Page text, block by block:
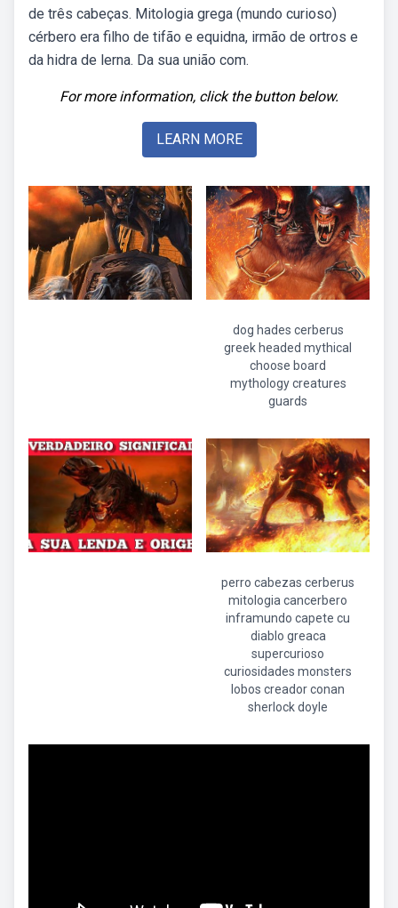
de três cabeças. Mitologia grega (mundo curioso)
cérbero era filho de tifão e equidna, irmão de ortros e
da hidra de lerna. Da sua união com.
For more information, click the button below.
LEARN MORE
dog hades cerberus
greek headed mythical
choose board
mythology creatures
guards
perro cabezas cerberus
mitologia cancerbero
inframundo capete cu
diablo greaca
supercurioso
curiosidades monsters
lobos creador conan
sherlock doyle